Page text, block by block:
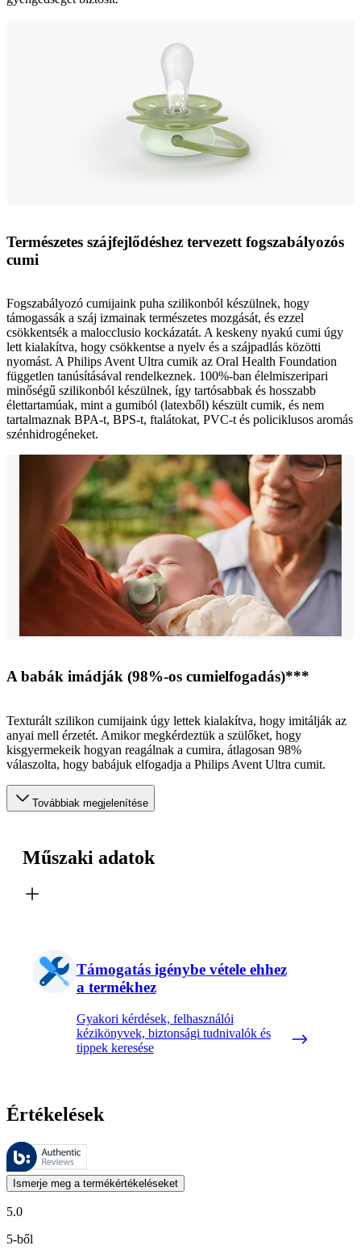
Természetes szájfejlődéshez tervezett fogszabályozós
cumi
Fogszabályozó cumijaink puha szilikonból készülnek, hogy
támogassák a száj izmainak természetes mozgását, és ezzel
csökkentsék a malocclusio kockázatát. A keskeny nyakú cumi úgy
lett kialakítva, hogy csökkentse a nyelv és a szájpadlás közötti
nyomást. A Philips Avent Ultra cumik az Oral Health Foundation
független tanúsításával rendelkeznek. 100%-ban élelmiszeripari
minőségű szilikonból készülnek, így tartósabbak és hosszabb
élettartamúak, mint a gumiból (latexből) készült cumik, és nem
tartalmaznak BPA-t, BPS-t, ftalátokat, PVC-t és policiklusos aromás
szénhidrogéneket.
A babák imádják (98%-os cumielfogadás)***
Texturált szilikon cumijaink úgy lettek kialakítva, hogy imitálják az
anyai mell érzetét. Amikor megkérdeztük a szülőket, hogy
kisgyermekeik hogyan reagálnak a cumira, átlagosan 98%
válaszolta, hogy babájuk elfogadja a Philips Avent Ultra cumit.
Továbbiak megjelenítése
Műszaki adatok
Támogatás igénybe vétele ehhez
a termékhez
Gyakori kérdések, felhasználói
kézikönyvek, biztonsági tudnivalók és
tippek keresése
Értékelések
Ezeket az értékeléseket a Bazaarvoice kezeli, és megfelelnek a
A termékbesorolás és csillagos besorolás formájában kifejezett
Ismerje meg a termékértékeléseket
5.0
5-ből